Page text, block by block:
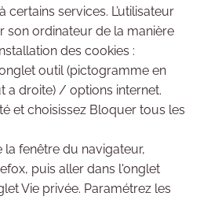
certains services. L’utilisateur
son ordinateur de la manière
des cookies :
outil (pictogramme en
a droite) / options internet.
et choisissez Bloquer tous les
la fenêtre du navigateur,
puis aller dans l'onglet
Vie privée. Paramétrez les